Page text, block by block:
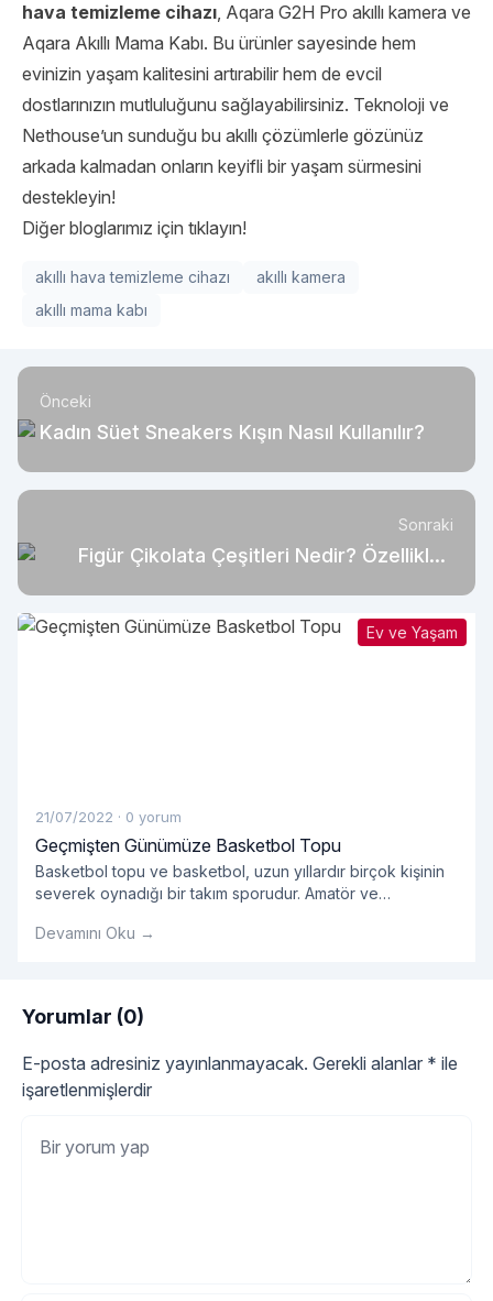
hava temizleme cihazı, Aqara G2H Pro akıllı kamera ve
Aqara Akıllı Mama Kabı. Bu ürünler sayesinde hem
evinizin yaşam kalitesini artırabilir hem de evcil
dostlarınızın mutluluğunu sağlayabilirsiniz. Teknoloji ve
Nethouse’un sunduğu bu akıllı çözümlerle gözünüz
arkada kalmadan onların keyifli bir yaşam sürmesini
destekleyin!
Diğer bloglarımız için tıklayın!
akıllı hava temizleme cihazı
akıllı kamera
akıllı mama kabı
Önceki
Kadın Süet Sneakers Kışın Nasıl Kullanılır?
Sonraki
Figür Çikolata Çeşitleri Nedir? Özellikleri
Ev ve Yaşam
21/07/2022 · 0 yorum
Geçmişten Günümüze Basketbol Topu
Basketbol topu ve basketbol, ​​uzun yıllardır birçok kişinin
severek oynadığı bir takım sporudur. Amatör ve
basket çok önemlidir.
Devamını Oku →
Yorumlar (0)
E-posta adresiniz yayınlanmayacak. Gerekli alanlar * ile
işaretlenmişlerdir